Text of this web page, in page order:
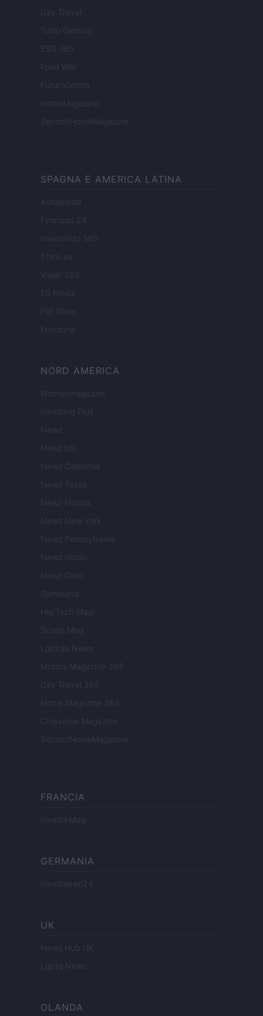
Day Travel
Tutto Gaming
ESG 365
Food Wiki
FuturoDonna
HomeMagazine
SecondHomeMagazine
SPAGNA E AMERICA LATINA
Actualidad
Finanzas 24
Investindo 365
Think.es
Viajar 365
ES Newz
Pet Story
Encocina
NORD AMERICA
Womanmagazine
Investing Plus
Newz
Newz US
Newz California
Newz Texas
Newz Florida
Newz New York
Newz Pennsylvania
Newz Illinois
Newz Ohio
Gameland
Hig Tech Mag
Scoop Mag
Lgbtqia News
Motors Magazine 365
Day Travel 365
Home Magazine 365
Cineverse Magazine
SecondHomeMagazine
FRANCIA
InvestirMag
GERMANIA
Investieren24
UK
News Hub UK
Lgbtq News
OLANDA